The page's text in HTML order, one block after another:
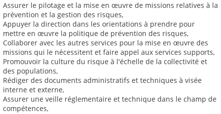
Assurer le pilotage et la mise en œuvre de missions relatives à la
prévention et la gestion des risques,
Appuyer la direction dans les orientations à prendre pour
mettre en œuvre la politique de prévention des risques,
Collaborer avec les autres services pour la mise en œuvre des
missions qui le nécessitent et faire appel aux services supports,
Promouvoir la culture du risque à l'échelle de la collectivité et
des populations,
Rédiger des documents administratifs et techniques à visée
interne et externe,
Assurer une veille réglementaire et technique dans le champ de
compétences,